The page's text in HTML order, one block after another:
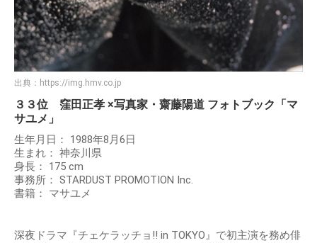
出典： https://img.hmv.co.jp
３３位 窪田正孝 ×写真家・齋藤陽道 フォトブック「マ
サユメ」
生年月日： 1988年8月6日
生まれ： 神奈川県
身長： 175 cm
事務所： STARDUST PROMOTION Inc.
書籍： マサユメ
深夜ドラマ『チェケラッチョ!! in TOKYO』で初主演を務め俳